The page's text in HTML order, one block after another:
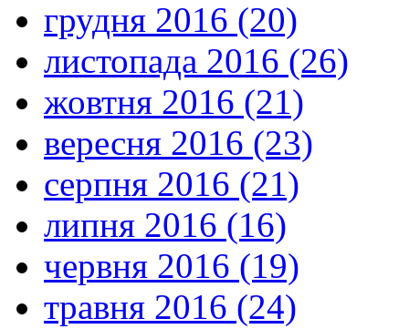
грудня 2016 (20)
листопада 2016 (26)
жовтня 2016 (21)
вересня 2016 (23)
серпня 2016 (21)
липня 2016 (16)
червня 2016 (19)
травня 2016 (24)